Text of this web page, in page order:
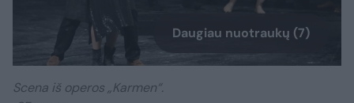
Daugiau nuotraukų (7)
Scena iš operos „Karmen“.